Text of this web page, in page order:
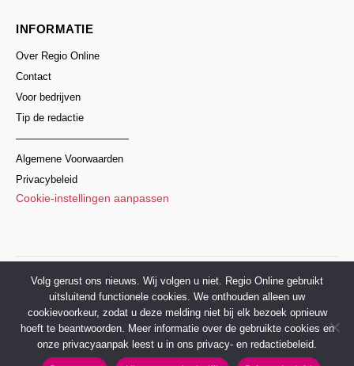
INFORMATIE
Over Regio Online
Contact
Voor bedrijven
Tip de redactie
———————————
Algemene Voorwaarden
Privacybeleid
Cookie-instellingen aanpassen
Volg gerust ons nieuws. Wij volgen u niet. Regio Online gebruikt
uitsluitend functionele cookies. We onthouden alleen uw
cookievoorkeur, zodat u deze melding niet bij elk bezoek opnieuw
hoeft te beantwoorden. Meer informatie over de gebruikte cookies en
onze privacyaanpak leest u in ons privacy- en redactiebeleid.